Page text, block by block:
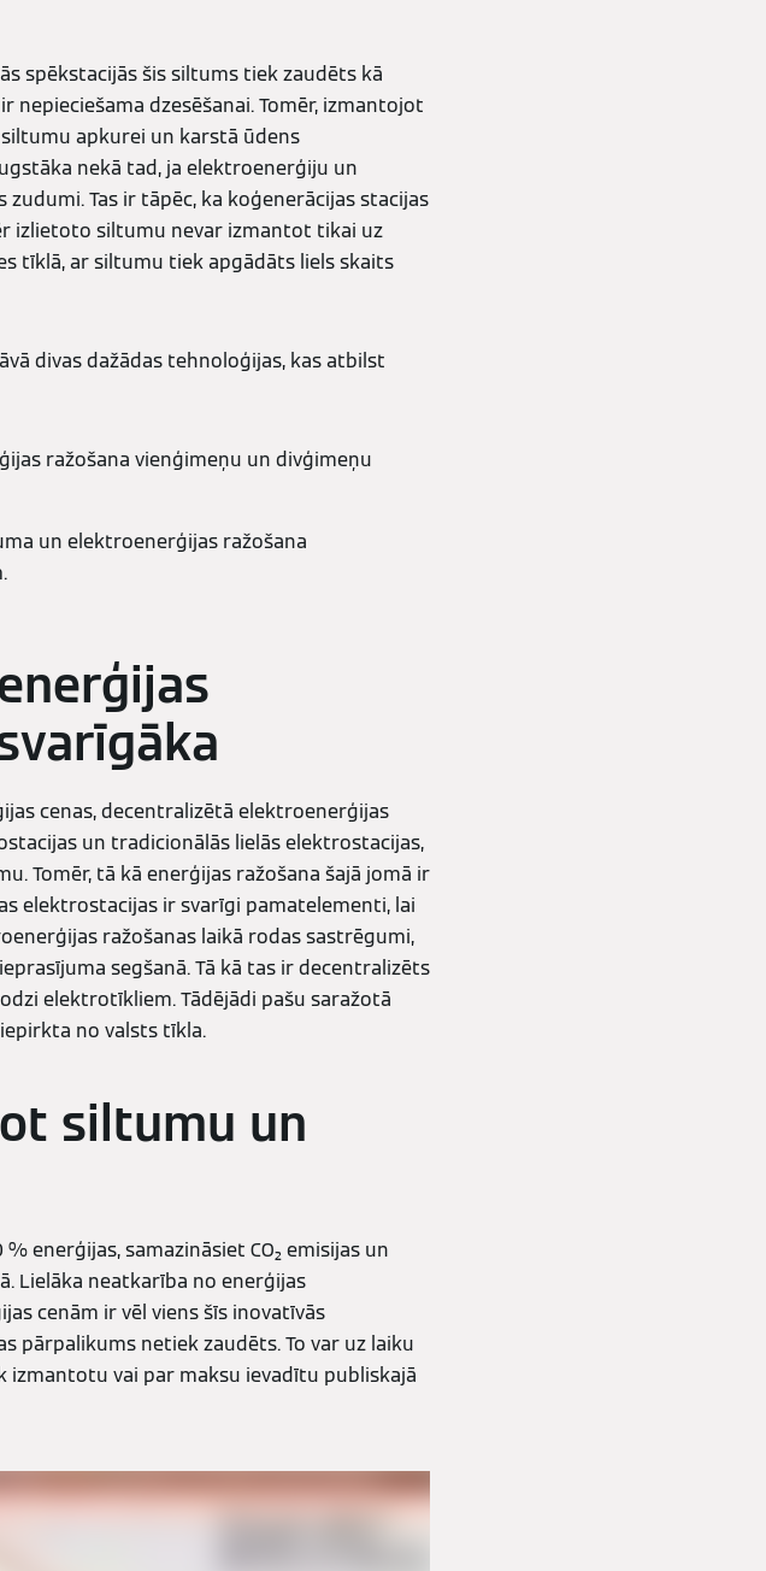
spēkstacijās šis siltums tiek zaudēts kā
dzesēšanai. Tomēr, izmantojot
apkurei un karstā ūdens
nekā tad, ja elektroenerģiju un
Tas ir tāpēc, ka koģenerācijas stacijas
izlietoto siltumu nevar izmantot tikai uz
tīklā, ar siltumu tiek apgādāts liels skaits
divas dažādas tehnoloģijas, kas atbilst
ražošana vienģimeņu un divģimeņu
un elektroenerģijas ražošana
cenas, decentralizētā elektroenerģijas
un tradicionālās lielās elektrostacijas,
Tomēr, tā kā enerģijas ražošana šajā jomā ir
elektrostacijas ir svarīgi pamatelementi, lai
ražošanas laikā rodas sastrēgumi,
segšanā. Tā kā tas ir decentralizēts
elektrotīkliem. Tādējādi pašu saražotā
no valsts tīkla.
siltumu un
enerģijas, samazināsiet CO₂ emisijas un
Lielāka neatkarība no enerģijas
cenām ir vēl viens šīs inovatīvās
pārpalikums netiek zaudēts. To var uz laiku
izmantotu vai par maksu ievadītu publiskajā